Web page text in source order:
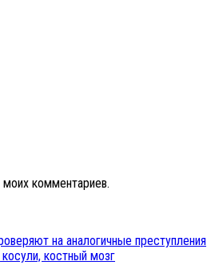
комментариев.
на аналогичные преступления
костный мозг